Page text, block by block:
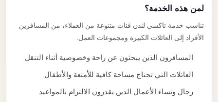
لمن هذه الخدمة؟
تناسب خدمة تاكسي لندن فئات متنوعة من العملاء، من المسافرين
الأفراد إلى العائلات الكبيرة ومجموعات العمل.
المسافرون الذين يبحثون عن راحة وخصوصية أثناء التنقل
العائلات التي تحتاج مساحة كافية للأمتعة والأطفال
رجال ونساء الأعمال الذين يقدرون الالتزام بالمواعيد